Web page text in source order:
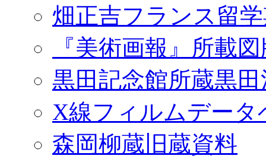
畑正吉フランス留
『美術画報』所載
黒田記念館所蔵黒
X線フィルムデータ
森岡柳蔵旧蔵資料